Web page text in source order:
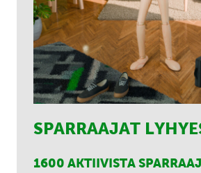
SPARRAAJAT
1600 AKTIIVISTA